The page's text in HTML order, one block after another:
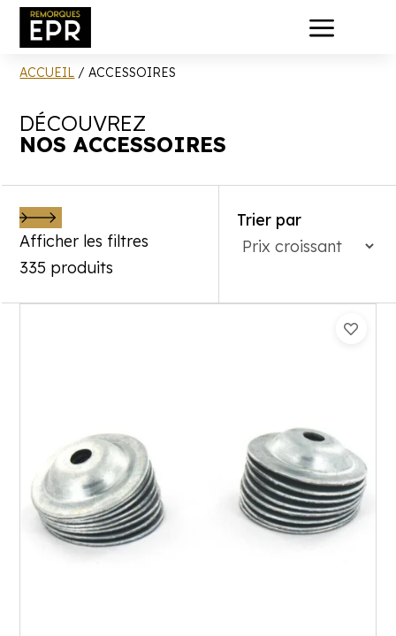
a
ACCUEIL / ACCESSOIRES
DÉCOUVREZ
NOS ACCESSOIRES
Afficher les filtres
335 produits
Trier par